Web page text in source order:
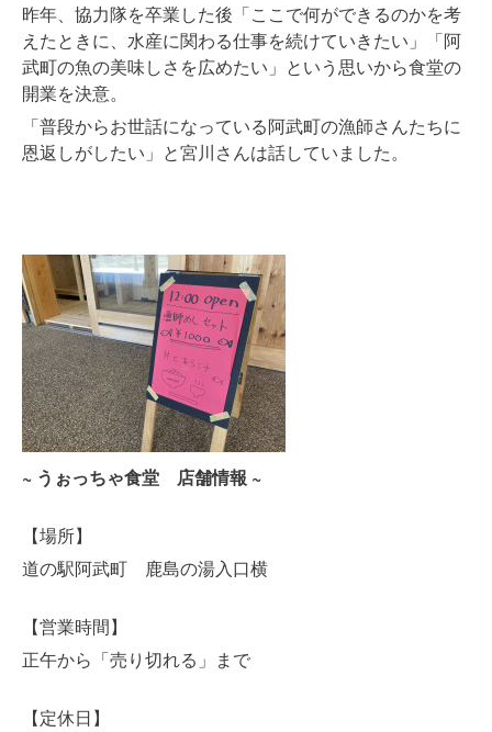
昨年、協力隊を卒業した後「ここで何ができるのかを考
えたときに、水産に関わる仕事を続けていきたい」「阿
武町の魚の美味しさを広めたい」という思いから食堂の
開業を決意。
「普段からお世話になっている阿武町の漁師さんたちに
恩返しがしたい」と宮川さんは話していました。
~ うぉっちゃ食堂 店舗情報 ~
【場所】
道の駅阿武町 鹿島の湯入口横
【営業時間】
正午から「売り切れる」まで
【定休日】